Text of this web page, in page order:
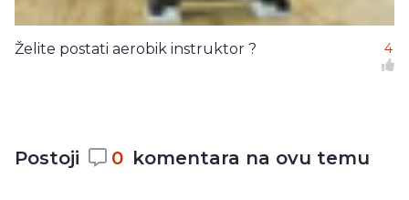
Želite postati aerobik instruktor ? 4
Postoji 0 komentara na ovu temu